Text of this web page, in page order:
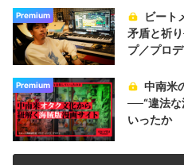
Premium
ビート
矛盾と祈
プ／プロ
Premium
中南米
──“違法な
いったか